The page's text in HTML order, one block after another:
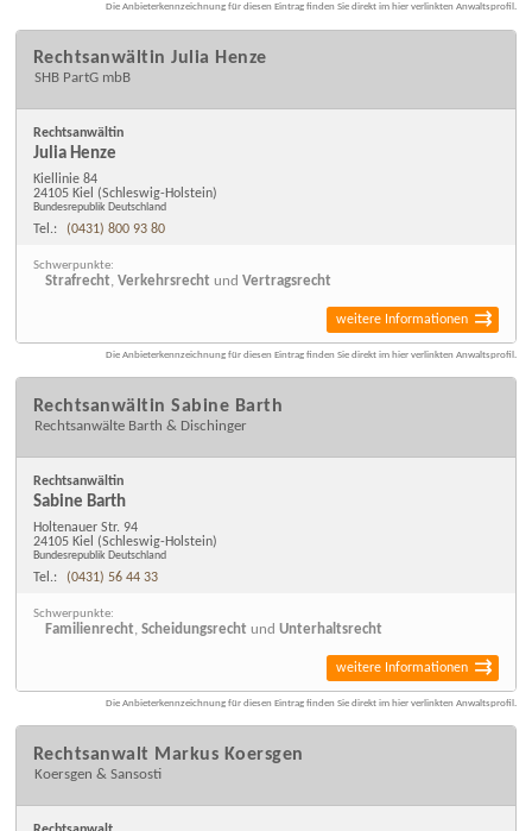
Die Anbieterkennzeichnung für diesen Eintrag finden Sie direkt im hier verlinkten Anwaltsprofil.
Rechtsanwältin Julia Henze
SHB PartG mbB
Rechtsanwältin
Julia Henze
Kiellinie 84
24105 Kiel (Schleswig-Holstein)
Bundesrepublik Deutschland
Tel.: (0431) 800 93 80
Schwerpunkte:
Strafrecht,Verkehrsrecht undVertragsrecht
weitere Informationen
Die Anbieterkennzeichnung für diesen Eintrag finden Sie direkt im hier verlinkten Anwaltsprofil.
Rechtsanwältin Sabine Barth
Rechtsanwälte Barth & Dischinger
Rechtsanwältin
Sabine Barth
Holtenauer Str. 94
24105 Kiel (Schleswig-Holstein)
Bundesrepublik Deutschland
Tel.: (0431) 56 44 33
Schwerpunkte:
Familienrecht,Scheidungsrecht undUnterhaltsrecht
weitere Informationen
Die Anbieterkennzeichnung für diesen Eintrag finden Sie direkt im hier verlinkten Anwaltsprofil.
Rechtsanwalt Markus Koersgen
Koersgen & Sansosti